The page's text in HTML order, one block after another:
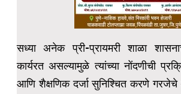
सध्या अनेक प्री-प्रायमरी शाळा
कार्यरत असल्यामुळे त्यांच्या नोंदणीची
आणि शैक्षणिक दर्जा सुनिश्चित करणे गरजेचे